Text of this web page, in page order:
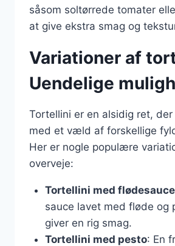
såsom soltørrede tomater
at give ekstra smag og
Variationer af
Uendelige
Tortellini er en alsidig ret,
med et væld af forskellige
Her er nogle populære
overveje:
Tortellini med flødesauce
sauce lavet med fløde og
giver en rig smag.
Tortellini med pesto: En